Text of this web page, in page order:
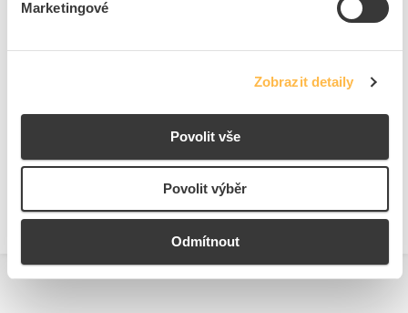
Marketingové
Zobrazit detaily
Povolit vše
Povolit výběr
Odmítnout
Technická specifikace.pdf